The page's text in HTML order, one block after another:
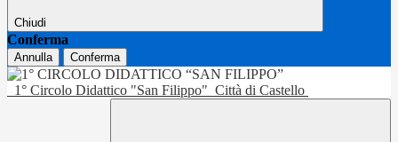
Chiudi
Conferma
Annulla Conferma
1° Circolo Didattico "San Filippo" Città di Castello